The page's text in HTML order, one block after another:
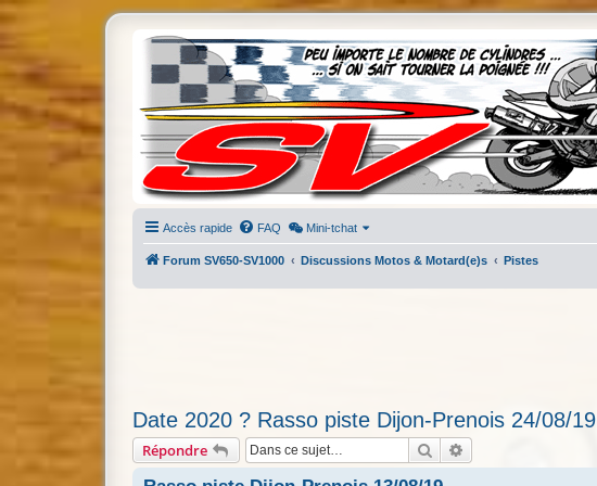
Accès rapide FAQ Mini-tchat
Forum SV650-SV1000 Discussions Motos & Motard(e)s Pistes
Date 2020 ? Rasso piste Dijon-Prenois 24/08/19
Répondre Rechercher